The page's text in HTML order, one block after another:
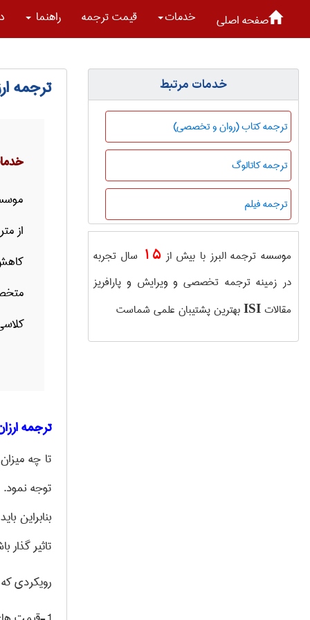
صفحه اصلی خدمات قیمت ترجمه راهنما
ترجمه
از
ترجمه
تا چه
توجه
بنابراین
تاثیر
رویکردی
خدمات مرتبط
ترجمه کتاب (روان و تخصصی)
ترجمه کاتالوگ
ترجمه فیلم
موسسه ترجمه البرز با بیش از15 سال تجربه
در زمینه ترجمه تخصصی و ویرایش و پارافریز
مقالات ISI بهترین پشتیبان علمی شماست